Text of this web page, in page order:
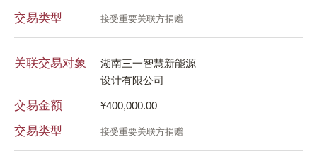
交易类型 接受重要关联方捐赠
关联交易对象
湖南三一智慧新能源
设计有限公司
交易金额 ¥400,000.00
交易类型 接受重要关联方捐赠